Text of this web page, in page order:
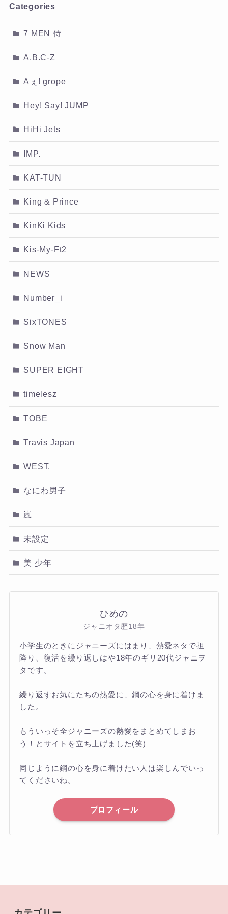
Categories
7 MEN 侍
A.B.C-Z
Aぇ! grope
Hey! Say! JUMP
HiHi Jets
IMP.
KAT-TUN
King & Prince
KinKi Kids
Kis-My-Ft2
NEWS
Number_i
SixTONES
Snow Man
SUPER EIGHT
timelesz
TOBE
Travis Japan
WEST.
なにわ男子
嵐
未設定
美 少年
ひめの
ジャニオタ歴18年
小学生のときにジャニーズにはまり、熱愛ネタで担
降り、復活を繰り返しはや18年のギリ20代ジャニヲ
タです。
繰り返すお気にたちの熱愛に、鋼の心を身に着けま
した。
もういっそ全ジャニーズの熱愛をまとめてしまお
う！とサイトを立ち上げました(笑)
同じように鋼の心を身に着けたい人は楽しんでいっ
てくださいね。
プロフィール